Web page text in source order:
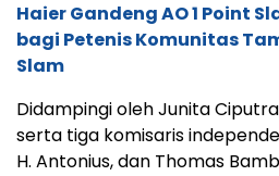
Haier Gandeng AO 1 Point
bagi Petenis Komunitas
Slam
Didampingi oleh Junita
serta tiga komisaris
H. Antonius, dan Thomas